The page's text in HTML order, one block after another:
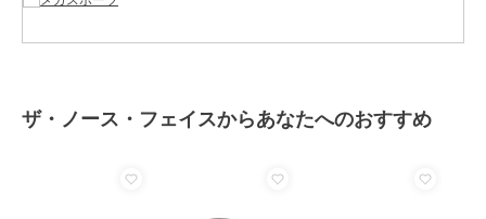
ザ・ノース・フェイスからあなたへのおすすめ